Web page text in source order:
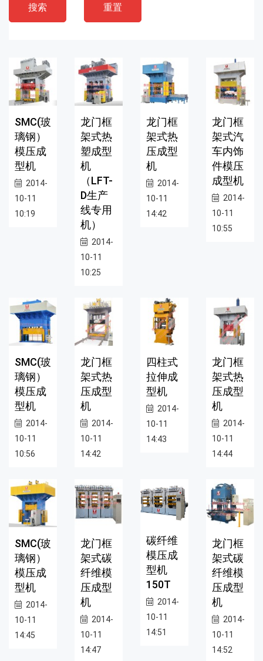
搜索 重置
SMC(玻
璃钢）
模压成
型机
2014-
10-11
10:19
龙门框
架式热
塑成型
机
（LFT-
D生产
线专用
机）
2014-
10-11
10:25
龙门框
架式热
压成型
机
2014-
10-11
14:42
龙门框
架式汽
车内饰
件模压
成型机
2014-
10-11
10:55
SMC(玻
璃钢）
模压成
型机
2014-
10-11
10:56
龙门框
架式热
压成型
机
2014-
10-11
14:42
四柱式
拉伸成
型机
2014-
10-11
14:43
龙门框
架式热
压成型
机
2014-
10-11
14:44
SMC(玻
璃钢）
模压成
型机
2014-
10-11
14:45
龙门框
架式碳
纤维模
压成型
机
2014-
10-11
14:47
碳纤维
模压成
型机
150T
2014-
10-11
14:51
龙门框
架式碳
纤维模
压成型
机
2014-
10-11
14:52